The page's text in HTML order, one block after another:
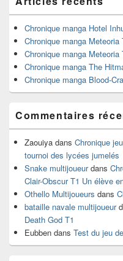
principale
de
widget
pour
barre
latérale
Chronique manga Hotel
Chronique manga Meteoria
Chronique manga Meteoria
Chronique manga The
Chronique manga Blood-
Commentaires
Zaouiya dans Chronique
tournoi des lycées jumelés
Snake multijoueurdans
Clair-Obscur T1 Un élève
Othello Multijoueurs dans
bataille navale multijoueur
Death God T1
Eubben dans Test du jeu